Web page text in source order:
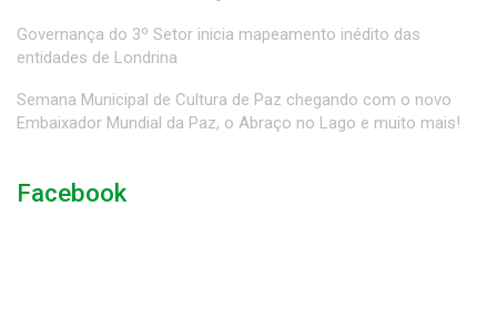
Governança do 3º Setor inicia mapeamento inédito das
entidades de Londrina
Semana Municipal de Cultura de Paz chegando com o novo
Embaixador Mundial da Paz, o Abraço no Lago e muito mais!
Facebook